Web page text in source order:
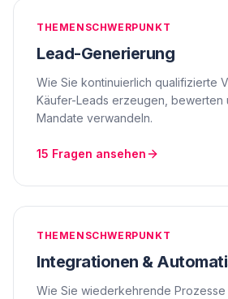
THEMENSCHWERPUNKT
Lead-Generierung
Wie Sie kontinuierlich qualifizierte
Käufer-Leads erzeugen, bewerten
Mandate verwandeln.
15 Fragen ansehen
THEMENSCHWERPUNKT
Integrationen &
Wie Sie wiederkehrende Prozesse